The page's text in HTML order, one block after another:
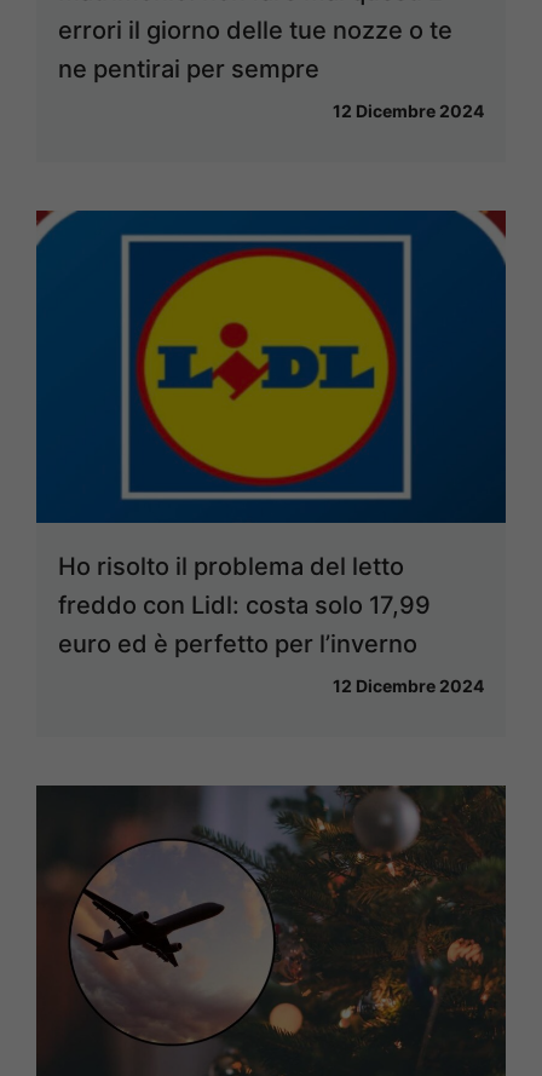
errori il giorno delle tue nozze o te
ne pentirai per sempre
12 Dicembre 2024
Ho risolto il problema del letto
freddo con Lidl: costa solo 17,99
euro ed è perfetto per l’inverno
12 Dicembre 2024